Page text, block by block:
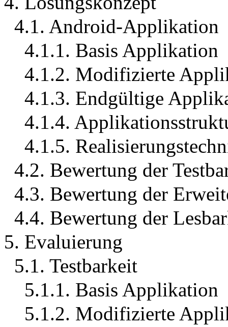
4.1. Android-Applikation
4.1.1. Basis Applikation
4.1.2. Modifizierte
4.1.3. Endgültige
4.1.4.
4.1.5.
4.2. Bewertung der
4.3. Bewertung der
4.4. Bewertung der
5. Evaluierung
5.1. Testbarkeit
5.1.1. Basis Applikation
5.1.2. Modifizierte